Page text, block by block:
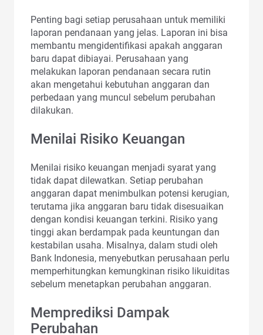
Penting bagi setiap perusahaan untuk memiliki
laporan pendanaan yang jelas. Laporan ini bisa
membantu mengidentifikasi apakah anggaran
baru dapat dibiayai. Perusahaan yang
melakukan laporan pendanaan secara rutin
akan mengetahui kebutuhan anggaran dan
perbedaan yang muncul sebelum perubahan
dilakukan.
Menilai Risiko Keuangan
Menilai risiko keuangan menjadi syarat yang
tidak dapat dilewatkan. Setiap perubahan
anggaran dapat menimbulkan potensi kerugian,
terutama jika anggaran baru tidak disesuaikan
dengan kondisi keuangan terkini. Risiko yang
tinggi akan berdampak pada keuntungan dan
kestabilan usaha. Misalnya, dalam studi oleh
Bank Indonesia, menyebutkan perusahaan perlu
memperhitungkan kemungkinan risiko likuiditas
sebelum menetapkan perubahan anggaran.
Memprediksi Dampak
Perubahan